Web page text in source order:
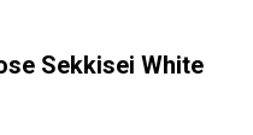
Sekkisei White